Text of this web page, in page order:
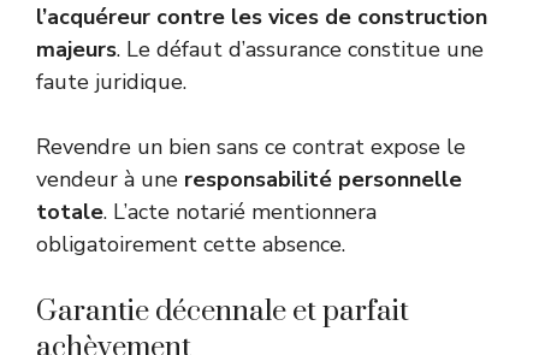
l’acquéreur contre les vices de construction
majeurs. Le défaut d’assurance constitue une
faute juridique.
Revendre un bien sans ce contrat expose le
vendeur à une responsabilité personnelle
totale. L’acte notarié mentionnera
obligatoirement cette absence.
Garantie décennale et parfait
achèvement